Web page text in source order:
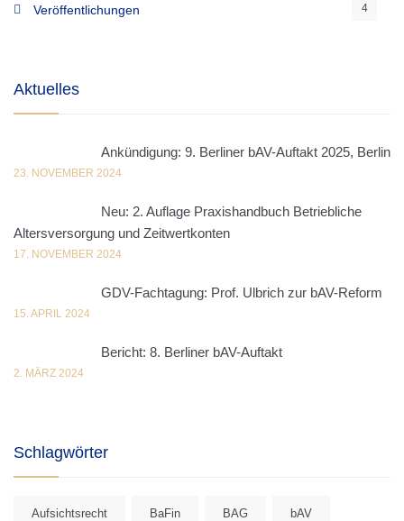
Veröffentlichungen 4
Aktuelles
Ankündigung: 9. Berliner bAV-Auftakt 2025, Berlin
23. NOVEMBER 2024
Neu: 2. Auflage Praxishandbuch Betriebliche
Altersversorgung und Zeitwertkonten
17. NOVEMBER 2024
GDV-Fachtagung: Prof. Ulbrich zur bAV-Reform
15. APRIL 2024
Bericht: 8. Berliner bAV-Auftakt
2. MÄRZ 2024
Schlagwörter
Aufsichtsrecht BaFin BAG bAV